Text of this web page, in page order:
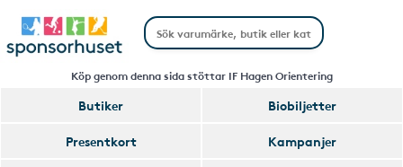
Köp genom denna sida stöttar IF Hagen Orientering
Butiker
Biobiljetter
Presentkort
Kampanjer